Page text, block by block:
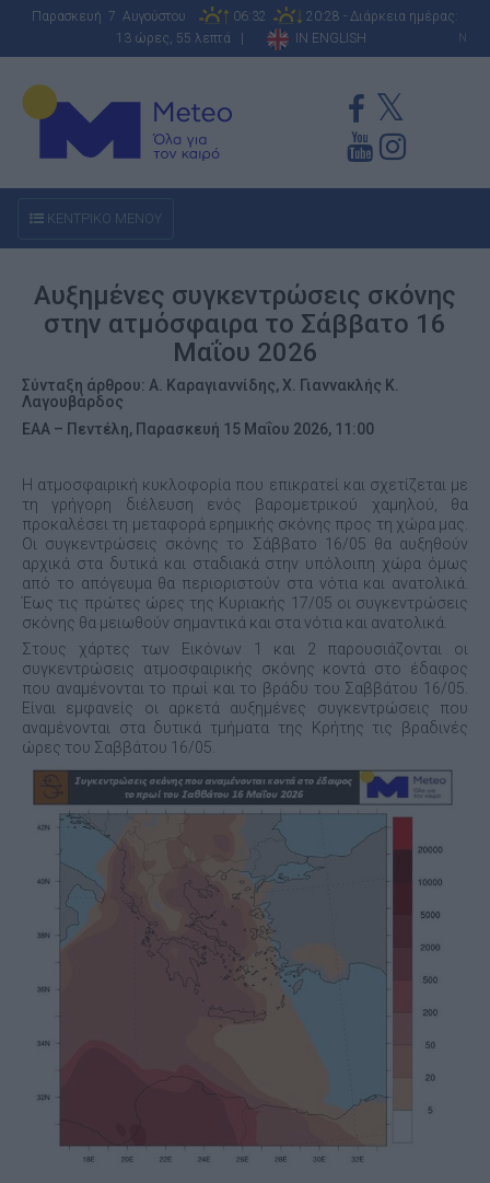
Παρασκευή 7 Αυγούστου 06:32
20:28 - Διάρκεια ημέρας:
13 ώρες, 55 λεπτά |
IN ENGLISH N
ΚΕΝΤΡΙΚΟ ΜΕΝΟΥ
Αυξημένες συγκεντρώσεις σκόνης
στην ατμόσφαιρα το Σάββατο 16
Μαΐου 2026
Σύνταξη άρθρου: Α. Καραγιαννίδης, Χ. Γιαννακλής Κ.
Λαγουβάρδος
ΕΑΑ – Πεντέλη, Παρασκευή 15 Μαΐου 2026, 11:00
Η ατμοσφαιρική κυκλοφορία που επικρατεί και σχετίζεται με
τη γρήγορη διέλευση ενός βαρομετρικού χαμηλού, θα
προκαλέσει τη μεταφορά ερημικής σκόνης προς τη χώρα μας.
Οι συγκεντρώσεις σκόνης το Σάββατο 16/05 θα αυξηθούν
αρχικά στα δυτικά και σταδιακά στην υπόλοιπη χώρα όμως
από το απόγευμα θα περιοριστούν στα νότια και ανατολικά.
Έως τις πρώτες ώρες της Κυριακής 17/05 οι συγκεντρώσεις
σκόνης θα μειωθούν σημαντικά και στα νότια και ανατολικά.
Στους χάρτες των Εικόνων 1 και 2 παρουσιάζονται οι
συγκεντρώσεις ατμοσφαιρικής σκόνης κοντά στο έδαφος
που αναμένονται το πρωί και το βράδυ του Σαββάτου 16/05.
Είναι εμφανείς οι αρκετά αυξημένες συγκεντρώσεις που
αναμένονται στα δυτικά τμήματα της Κρήτης τις βραδινές
ώρες του Σαββάτου 16/05.